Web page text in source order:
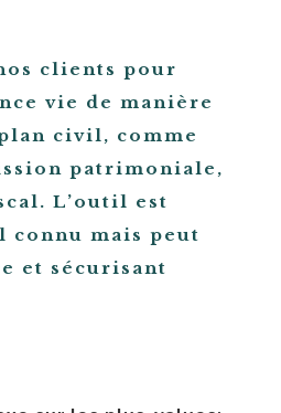
clients pour
vie de manière
civil, comme
patrimoniale,
L’outil est
connu mais peut
et sécurisant